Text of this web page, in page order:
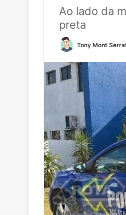
Ao lado da
preta
Tony Mont